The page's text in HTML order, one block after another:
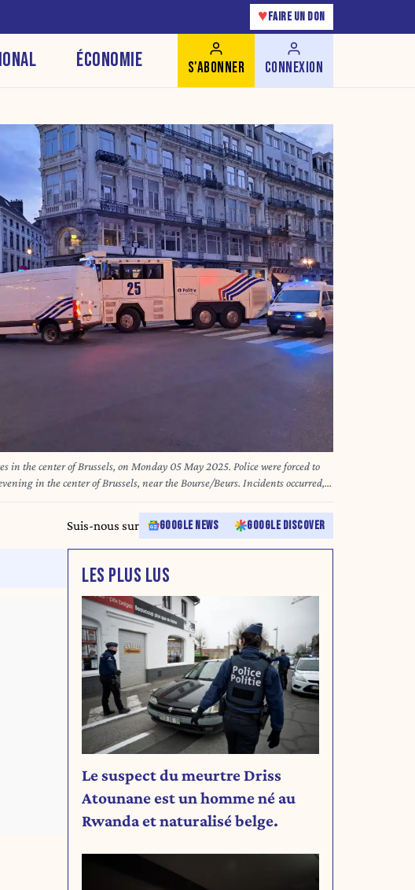
♥ FAIRE UN DON
ÉCONOMIE S'ABONNER CONNEXION
in the center of Brussels, on Monday 05 May 2025. Police were forced to
in the center of Brussels, near the Bourse/Beurs. Incidents occurred,
down and objects being burned. In the wake of the incidents
calls for people to gather circulated on social media. BELGA PHOTO
Suis-nous sur GOOGLE NEWS GOOGLE DISCOVER
LES PLUS LUS
Le suspect du meurtre Driss
Atounane est un homme né au
Rwanda et naturalisé belge.